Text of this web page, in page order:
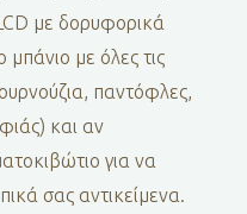
με δορυφορικά
μπάνιο με όλες τις
παντόφλες,
και αν
για να
σας αντικείμενα.